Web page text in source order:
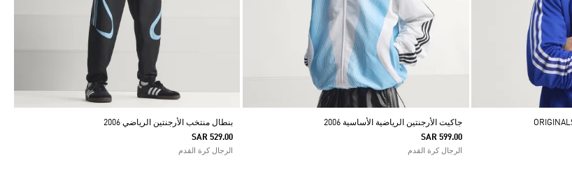
جاكيت الأرجنتين الرياضية الأساسية 2006
SAR 599.00
الرجال كرة القدم
بنطال منتخب الأرجنتين الرياضي 2006
SAR 529.00
الرجال كرة القدم